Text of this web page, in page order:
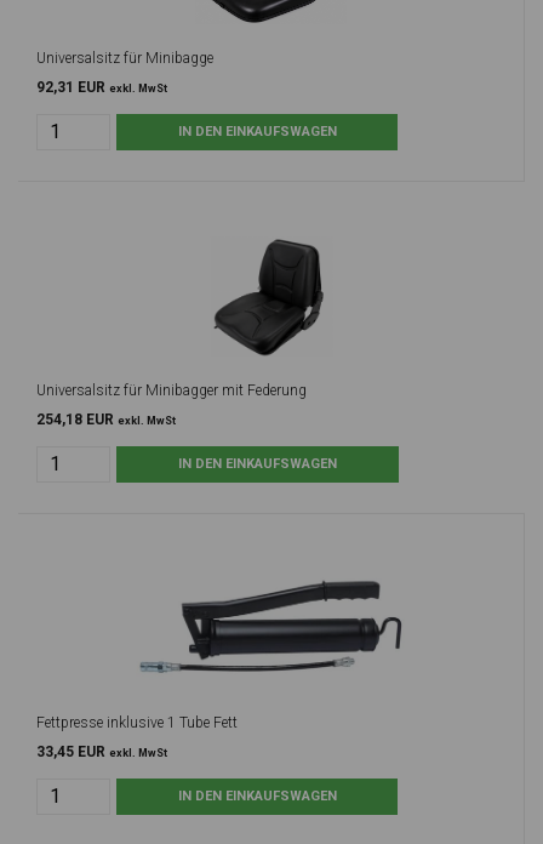
Universalsitz für Minibagge
92,31 EUR exkl. MwSt
Universalsitz für Minibagger mit Federung
254,18 EUR exkl. MwSt
Fettpresse inklusive 1 Tube Fett
33,45 EUR exkl. MwSt